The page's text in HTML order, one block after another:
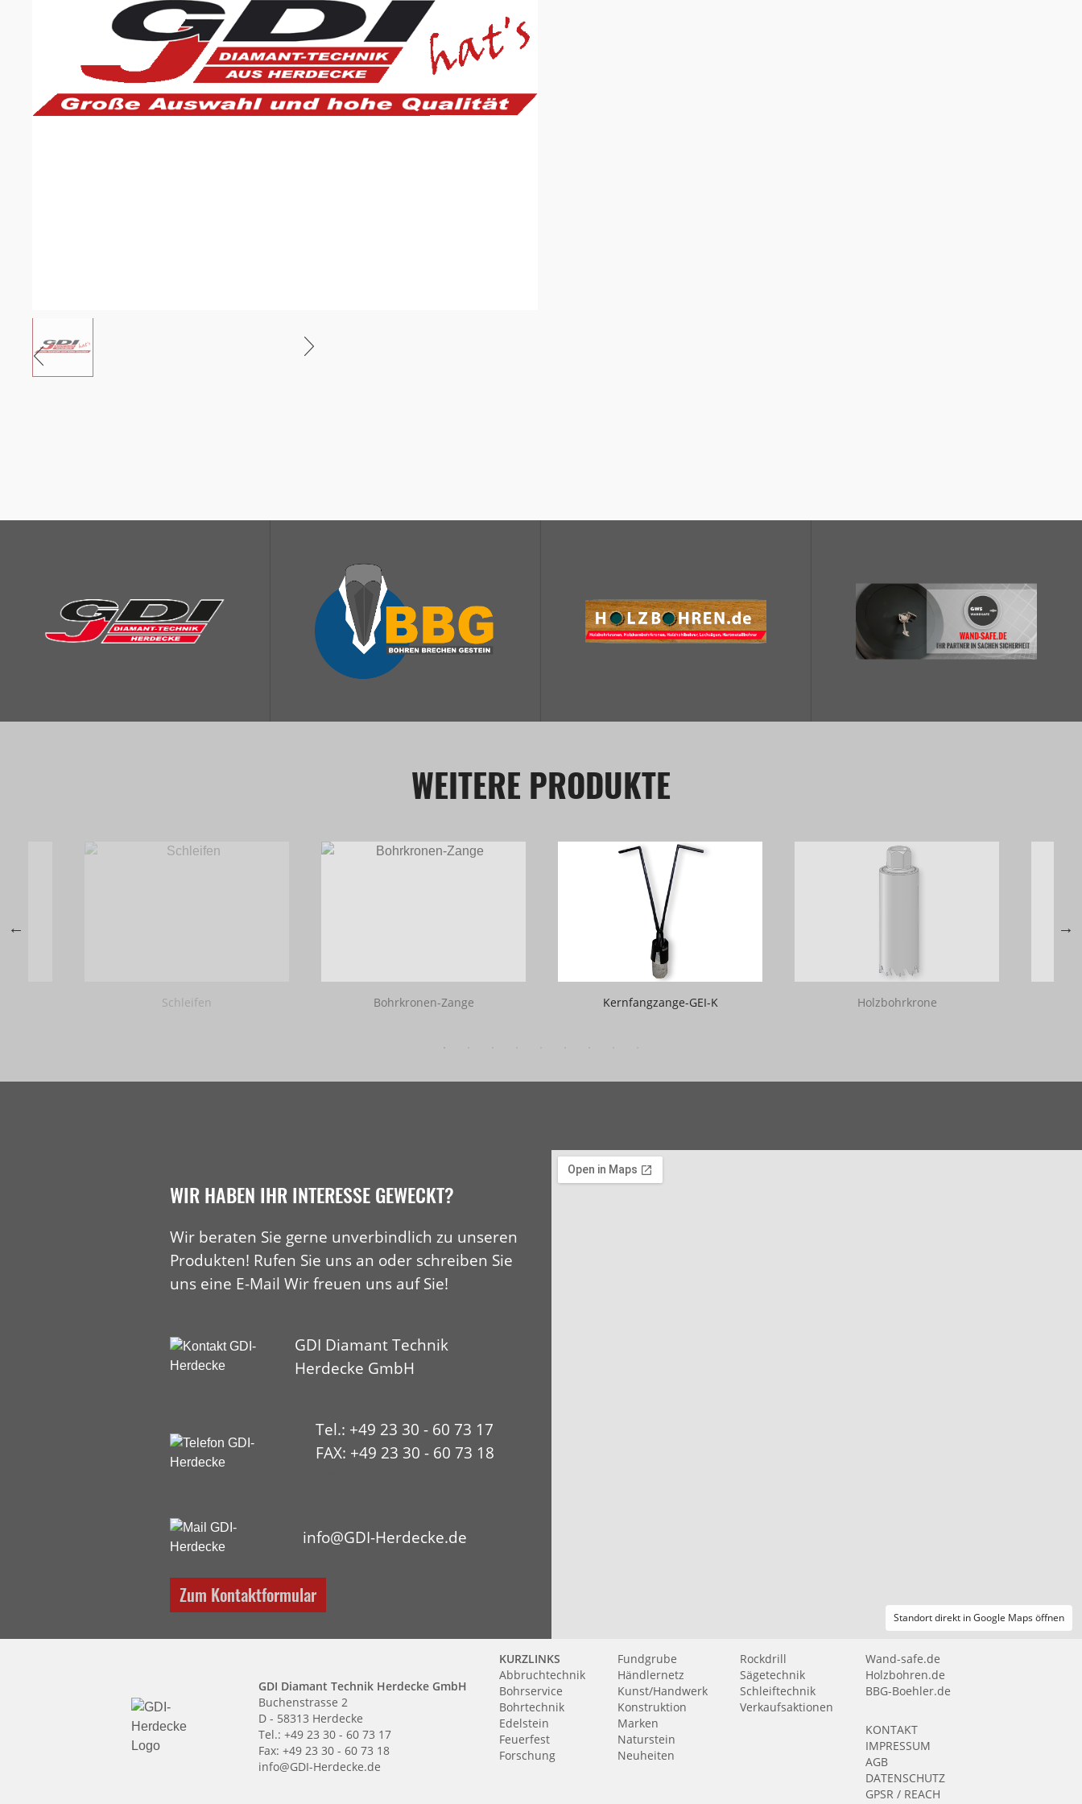
WEITERE PRODUKTE
Schleifen Bohrkronen-Zange Kernfangzange-GEI-K Holzbohrkrone
WIR HABEN IHR INTERESSE GEWECKT?
Wir beraten Sie gerne unverbindlich zu unseren
Produkten! Rufen Sie uns an oder schreiben Sie
uns eine E-Mail Wir freuen uns auf Sie!
GDI Diamant Technik
Herdecke GmbH
Tel.: +49 23 30 - 60 73 17
FAX: +49 23 30 - 60 73 18
info@GDI-Herdecke.de
Zum Kontaktformular
Standort direkt in Google Maps öffnen
GDI Diamant Technik Herdecke GmbH
Buchenstrasse 2
D - 58313 Herdecke
Tel.: +49 23 30 - 60 73 17
Fax: +49 23 30 - 60 73 18
info@GDI-Herdecke.de
KURZLINKS
Abbruchtechnik
Bohrservice
Bohrtechnik
Edelstein
Feuerfest
Forschung
Fundgrube
Händlernetz
Kunst/Handwerk
Konstruktion
Marken
Naturstein
Neuheiten
Rockdrill
Sägetechnik
Schleiftechnik
Verkaufsaktionen
Wand-safe.de
Holzbohren.de
BBG-Boehler.de
KONTAKT
IMPRESSUM
AGB
DATENSCHUTZ
GPSR / REACH